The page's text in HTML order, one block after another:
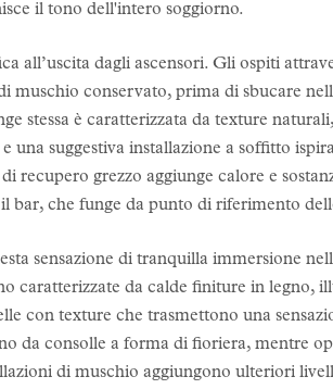
il tono dell'intero soggiorno.
all’uscita dagli ascensori. Gli ospiti
muschio conservato, prima di sbucare
stessa è caratterizzata da texture
una suggestiva installazione a soffitto
recupero grezzo aggiunge calore e
bar, che funge da punto di riferimento
sensazione di tranquilla immersione
caratterizzate da calde finiture in legno,
con texture che trasmettono una
da consolle a forma di fioriera, mentre
di muschio aggiungono ulteriori